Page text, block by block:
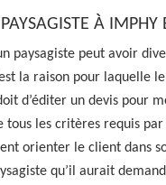
À IMPHY
paysagiste peut avoir
la raison pour laquelle
d’éditer un devis pour
tous les critères requis
orienter le client dans
qu’il aurait